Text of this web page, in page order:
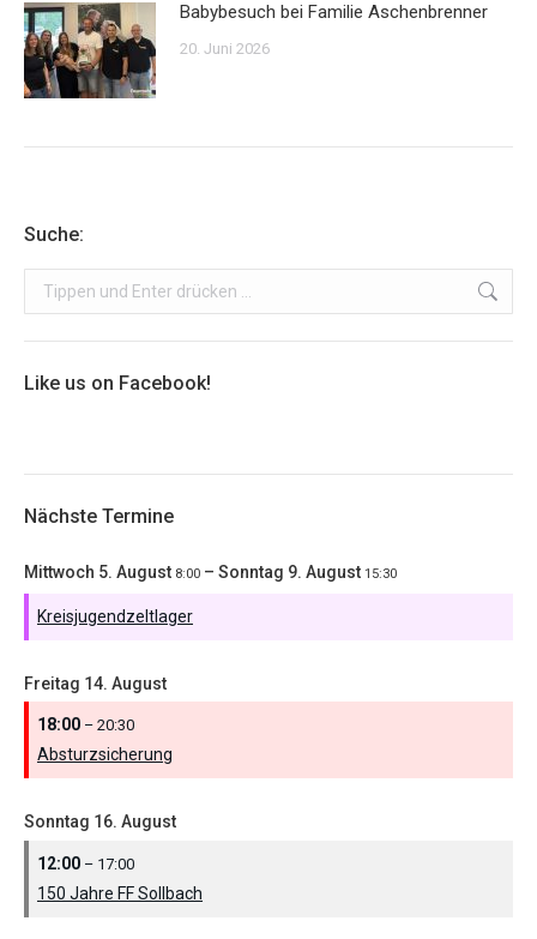
Babybesuch bei Familie Aschenbrenner
20. Juni 2026
Suche:
Search:
Like us on Facebook!
Nächste Termine
Mittwoch 5. August 8:00 – Sonntag 9. August 15:30
Kreisjugendzeltlager
Freitag 14. August
18:00 – 20:30
Absturzsicherung
Sonntag 16. August
12:00 – 17:00
150 Jahre FF Sollbach